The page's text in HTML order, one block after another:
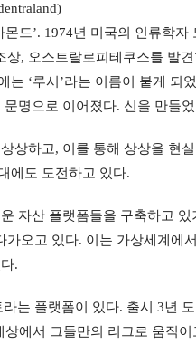
드’. 1974년 미국의 인류학자
, 오스트랄로피테쿠스를 발
‘루시’라는 이름이 붙게 되
명으로 이어졌다. 신을 만들
상하고, 이를 통해 상상을 현
에도 도전하고 있다.
자산 플랫폼들을 구축하고
오고 있다. 이는 가상세계에
.
는 플랫폼이 있다. 출시 3년
에서 그들만의 리그로 움직이